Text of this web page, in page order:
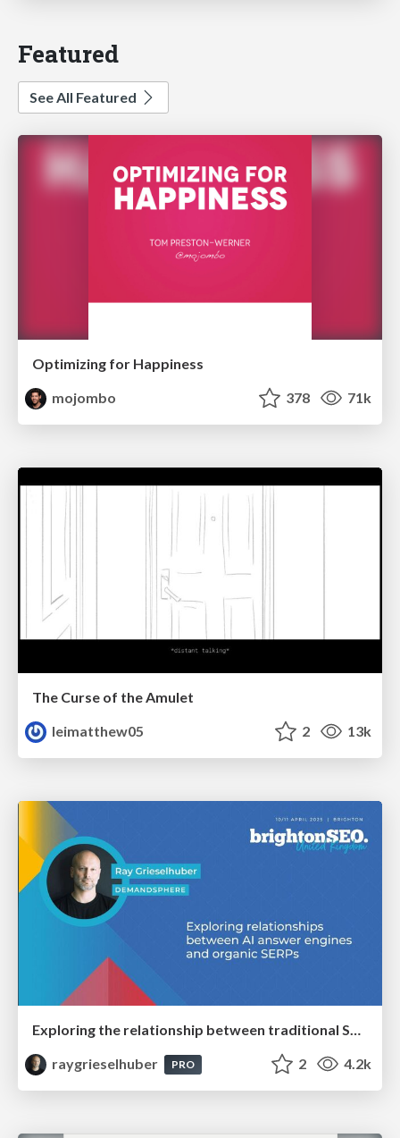
Featured
See All Featured
Optimizing for Happiness
mojombo
378 71k
The Curse of the Amulet
leimatthew05
2 13k
Exploring the relationship between traditional SERPs and Gen AI search
raygrieselhuber
PRO 2 4.2k